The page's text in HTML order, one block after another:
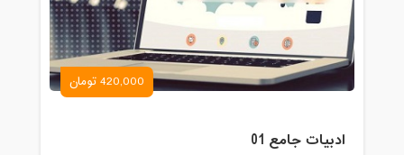
420,000 تومان
ادبیات جامع 01